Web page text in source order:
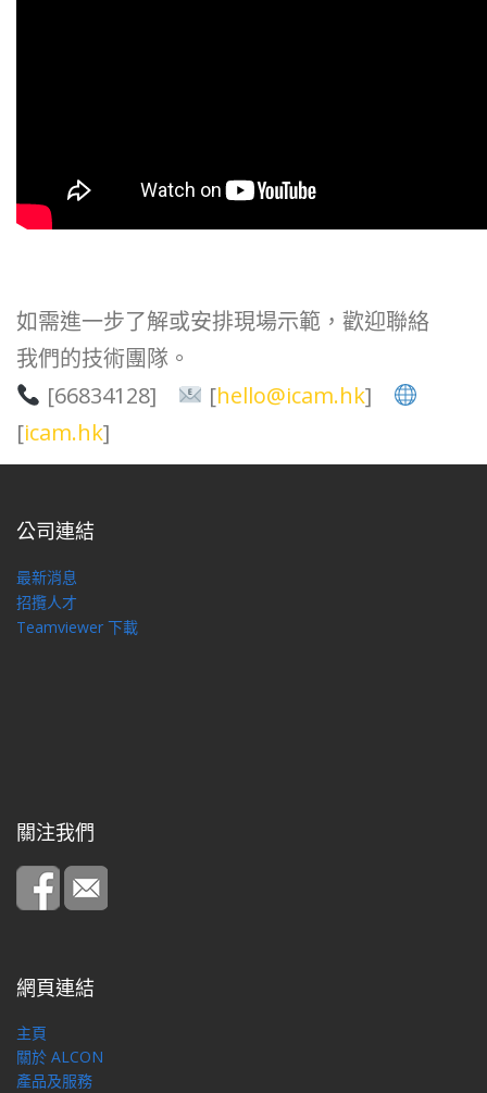
如需進一步了解或安排現場示範，歡迎聯絡
我們的技術團隊。
[66834128]
[hello@icam.hk]
[icam.hk]
公司連結
最新消息
招攬人才
Teamviewer 下載
關注我們
網頁連結
主頁
關於 ALCON
產品及服務